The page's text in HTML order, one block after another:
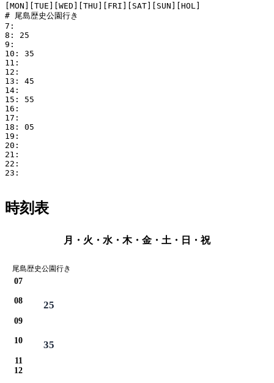
[MON][TUE][WED][THU][FRI][SAT][SUN][HOL]
# 尾島歴史公園行き
7:
8: 25
9:
10: 35
11:
12:
13: 45
14:
15: 55
16:
17:
18: 05
19:
20:
21:
22:
23:
時刻表
月・火・水・木・金・土・日・祝
尾島歴史公園行き
07
08 25
09
10 35
11
12